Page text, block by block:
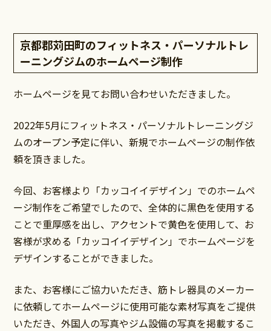
京都郡苅田町のフィットネス・パーソナルトレ
ーニングジムのホームページ制作
ホームページを見てお問い合わせいただきました。
2022年5月にフィットネス・パーソナルトレーニングジ
ムのオープン予定に伴い、新規でホームページの制作依
頼を頂きました。
今回、お客様より「カッコイイデザイン」でのホームペ
ージ制作をご希望でしたので、全体的に黒色を使用する
ことで重厚感を出し、アクセントで黄色を使用して、お
客様が求める「カッコイイデザイン」でホームページを
デザインすることができました。
また、お客様にご協力いただき、筋トレ器具のメーカー
に依頼してホームページに使用可能な素材写真をご提供
いただき、外国人の写真やジム設備の写真を掲載するこ